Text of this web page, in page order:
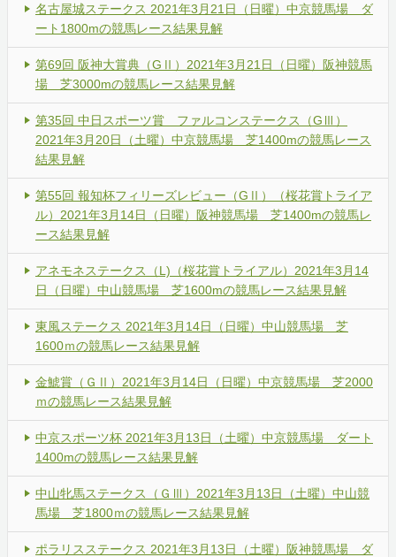
名古屋城ステークス 2021年3月21日（日曜）中京競馬場 ダ
ート1800mの競馬レース結果見解
第69回 阪神大賞典（GⅡ）2021年3月21日（日曜）阪神競馬
場 芝3000mの競馬レース結果見解
第35回 中日スポーツ賞 ファルコンステークス（GⅢ）
2021年3月20日（土曜）中京競馬場 芝1400mの競馬レース
結果見解
第55回 報知杯フィリーズレビュー（GⅡ）（桜花賞トライア
ル）2021年3月14日（日曜）阪神競馬場 芝1400mの競馬レ
ース結果見解
アネモネステークス（L)（桜花賞トライアル）2021年3月14
日（日曜）中山競馬場 芝1600mの競馬レース結果見解
東風ステークス 2021年3月14日（日曜）中山競馬場 芝
1600ｍの競馬レース結果見解
金鯱賞（ＧⅡ）2021年3月14日（日曜）中京競馬場 芝2000
ｍの競馬レース結果見解
中京スポーツ杯 2021年3月13日（土曜）中京競馬場 ダート
1400mの競馬レース結果見解
中山牝馬ステークス（ＧⅢ）2021年3月13日（土曜）中山競
馬場 芝1800ｍの競馬レース結果見解
ポラリスステークス 2021年3月13日（土曜）阪神競馬場 ダ